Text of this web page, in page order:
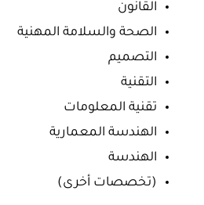
القانون
الصحة والسلامة المهنية
التصميم
التقنية
تقنية المعلومات
الهندسة المعمارية
الهندسة
(تخصصات أخرى)